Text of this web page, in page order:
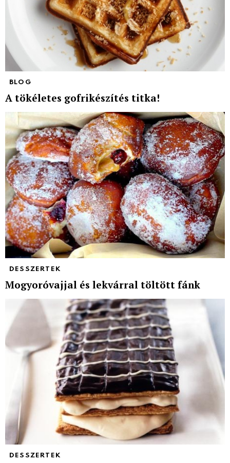
BLOG
A tökéletes gofrikészítés titka!
DESSZERTEK
Mogyoróvajjal és lekvárral töltött fánk
DESSZERTEK